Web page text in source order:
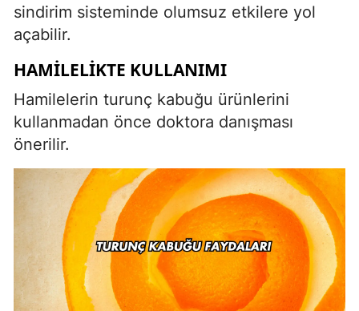
sindirim sisteminde olumsuz etkilere yol
açabilir.
HAMILELIKTE KULLANIMI
Hamilelerin turunç kabuğu ürünlerini
kullanmadan önce doktora danışması
önerilir.